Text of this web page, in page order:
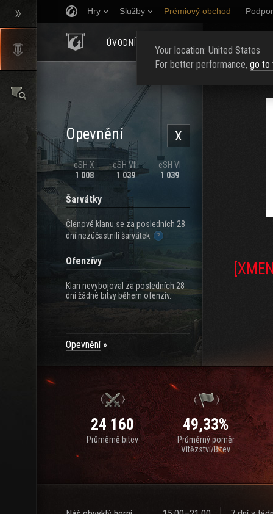
Hry Služby Prémiový obchod
ÚVODNÍ STRÁNKA
X
Opevnění
eSH X
1 008
eSH VIII
1 039
eSH VI
1 039
Šarvátky
Členové klanu se za posledních 28
dní nezúčastnili šarvátek.
Ofenzívy
Klan nevybojoval za posledních 28
dní žádné bitvy během ofenzív.
Opevnění
24 160
Průměrně bitev
49,33%
Průměrný poměr
Vítězství/Bitev
Your location: United States
For better performance, go to